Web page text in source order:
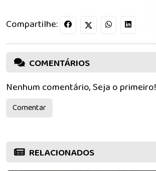
Compartilhe:
COMENTÁRIOS
Nenhum comentário, Seja o primeiro!
Comentar
RELACIONADOS